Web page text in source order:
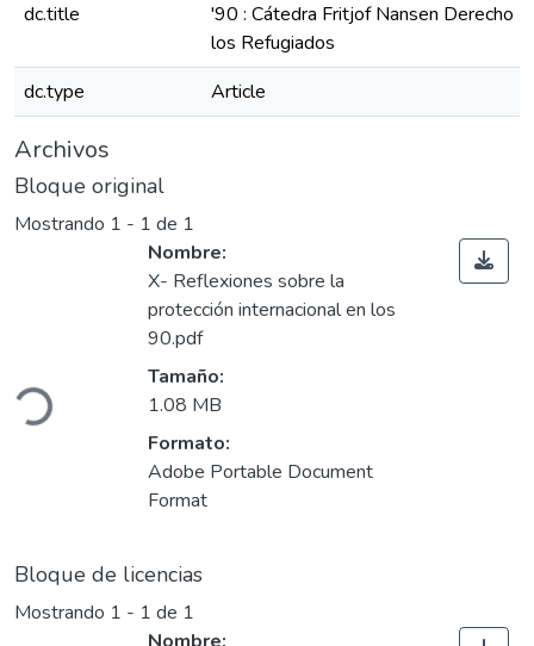
dc.title
'90 : Cátedra Fritjof Nansen Derecho
los Refugiados
dc.type
Article
Archivos
Bloque original
Mostrando 1 - 1 de 1
Nombre:
X- Reflexiones sobre la
protección internacional en los
90.pdf
Tamaño:
1.08 MB
Formato:
Adobe Portable Document
Format
Bloque de licencias
Mostrando 1 - 1 de 1